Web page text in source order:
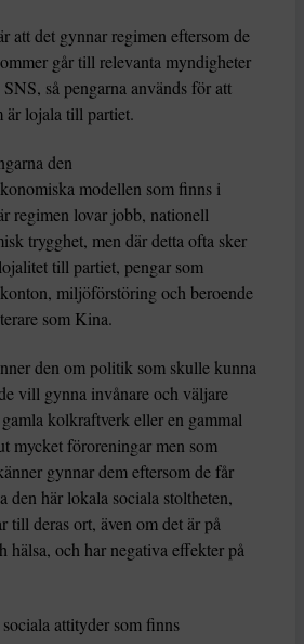
att det gynnar regimen eftersom de
går till relevanta myndigheter
så pengarna används för att
är lojala till partiet.
den
modellen som finns i
regimen lovar jobb, nationell
trygghet, men där detta ofta sker
till partiet, pengar som
miljöförstöring och beroende
som Kina.
den om politik som skulle kunna
vill gynna invånare och väljare
kolkraftverk eller en gammal
mycket föroreningar men som
gynnar dem eftersom de får
den här lokala sociala stoltheten,
till deras ort, även om det är på
hälsa, och har negativa effekter på
attityder som finns